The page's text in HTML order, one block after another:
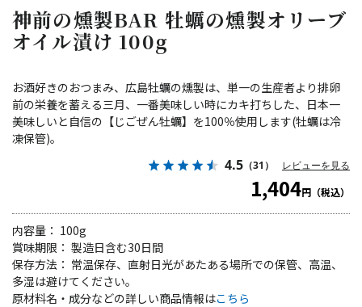
神前の燻製BAR 牡蠣の燻製オリーブ
オイル漬け 100g
お酒好きのおつまみ、広島牡蠣の燻製は、単一の生産者より排卵
前の栄養を蓄える三月、一番美味しい時にカキ打ちした、日本一
美味しいと自信の【じごぜん牡蠣】を100％使用します(牡蠣は冷
凍保管)。
4.5 （31） レビューを見る
1,404円（税込）
内容量： 100g
賞味期限： 製造日含む30日間
保存方法： 常温保存、直射日光があたある場所での保管、高温、
多湿は避けてください。
原材料名・成分などの詳しい商品情報はこちら